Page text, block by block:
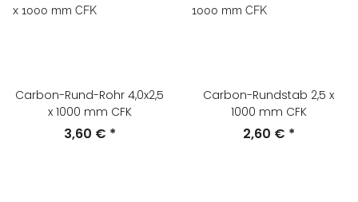
Carbon-Rund-Rohr 4,0x2,5
x 1000 mm CFK
3,60 € *
Carbon-Rundstab 2,5 x
1000 mm CFK
2,60 € *